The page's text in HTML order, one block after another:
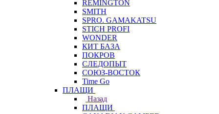
REMINGTON
SMITH
SPRO. GAMAKATSU
STICH PROFI
WONDER
КИТ БАЗА
ПОКРОВ
СЛЕДОПЫТ
СОЮЗ-ВОСТОК
Time Go
ПЛАЩИ
Назад
ПЛАЩИ